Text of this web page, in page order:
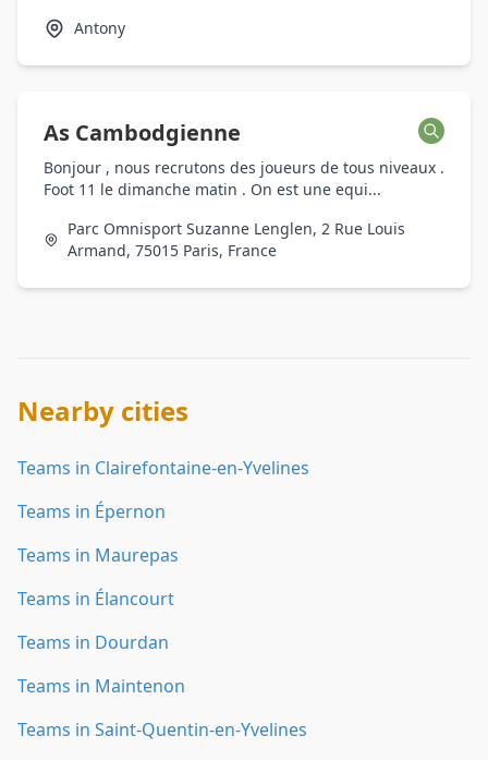
Antony
As Cambodgienne
Bonjour , nous recrutons des joueurs de tous niveaux .
Foot 11 le dimanche matin . On est une equi...
Parc Omnisport Suzanne Lenglen, 2 Rue Louis
Armand, 75015 Paris, France
Nearby cities
Teams in Clairefontaine-en-Yvelines
Teams in Épernon
Teams in Maurepas
Teams in Élancourt
Teams in Dourdan
Teams in Maintenon
Teams in Saint-Quentin-en-Yvelines